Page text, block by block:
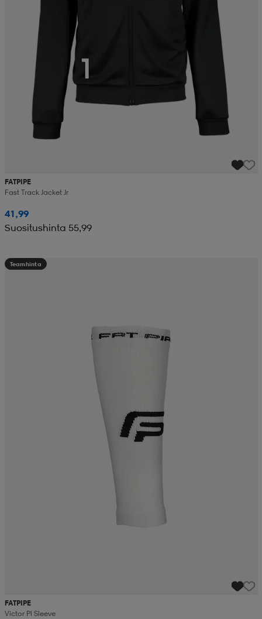
FATPIPE
Fast Track Jacket Jr
41,99
Suositushinta 55,99
Teamhinta
FATPIPE
Victor Pl Sleeve